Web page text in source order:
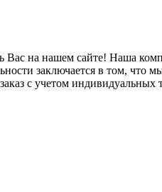
Вас на нашем сайте! Наша
заключается в том,
с учетом индивидуальных